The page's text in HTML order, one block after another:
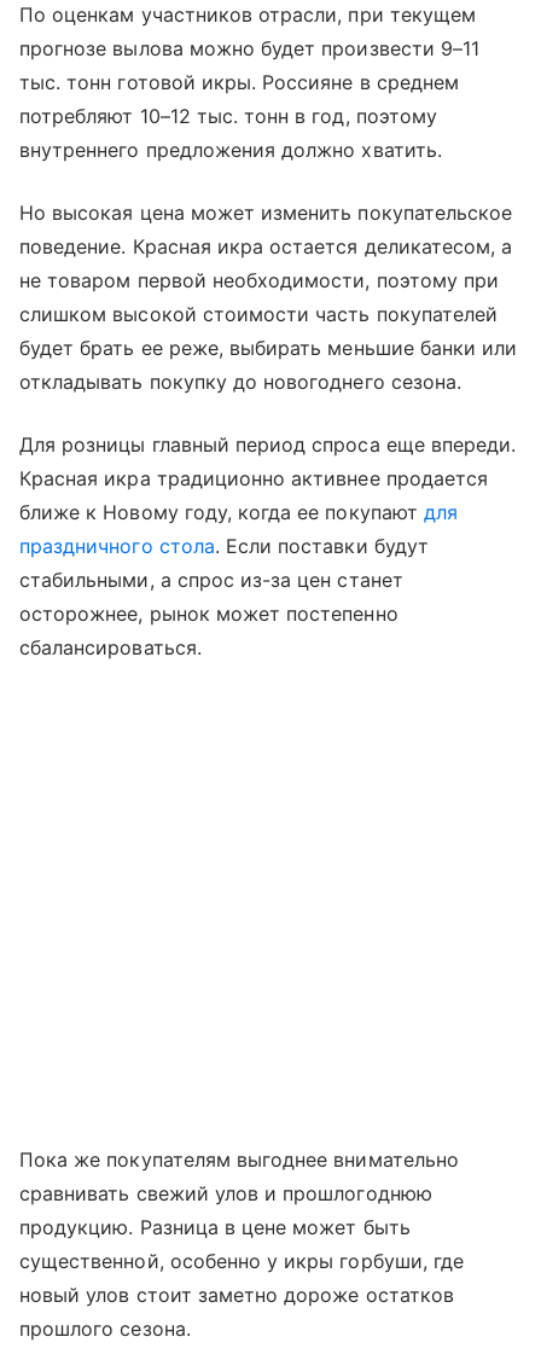
По оценкам участников отрасли, при текущем
прогнозе вылова можно будет произвести 9–11
тыс. тонн готовой икры. Россияне в среднем
потребляют 10–12 тыс. тонн в год, поэтому
внутреннего предложения должно хватить.
Но высокая цена может изменить покупательское
поведение. Красная икра остается деликатесом, а
не товаром первой необходимости, поэтому при
слишком высокой стоимости часть покупателей
будет брать ее реже, выбирать меньшие банки или
откладывать покупку до новогоднего сезона.
Для розницы главный период спроса еще впереди.
Красная икра традиционно активнее продается
ближе к Новому году, когда ее покупают для
праздничного стола. Если поставки будут
стабильными, а спрос из-за цен станет
осторожнее, рынок может постепенно
сбалансироваться.
Пока же покупателям выгоднее внимательно
сравнивать свежий улов и прошлогоднюю
продукцию. Разница в цене может быть
существенной, особенно у икры горбуши, где
новый улов стоит заметно дороже остатков
прошлого сезона.